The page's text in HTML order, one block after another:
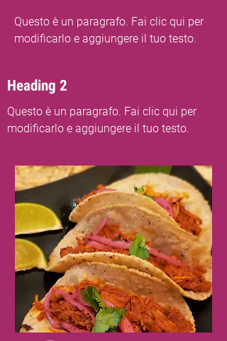
Questo è un paragrafo. Fai clic qui per
modificarlo e aggiungere il tuo testo.
Heading 2
Questo è un paragrafo. Fai clic qui per
modificarlo e aggiungere il tuo testo.